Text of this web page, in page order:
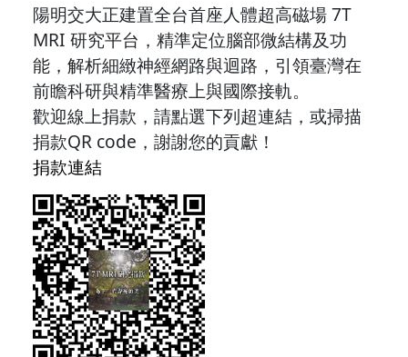
陽明交大正建置全台首座人體超高磁場 7T
MRI 研究平台，精準定位腦部微結構及功
能，解析細緻神經網路與迴路，引領臺灣在
前瞻科研與精準醫療上與國際接軌。
歡迎線上捐款，請點選下列超連結，或掃描
捐款QR code，謝謝您的貢獻！
捐款連結